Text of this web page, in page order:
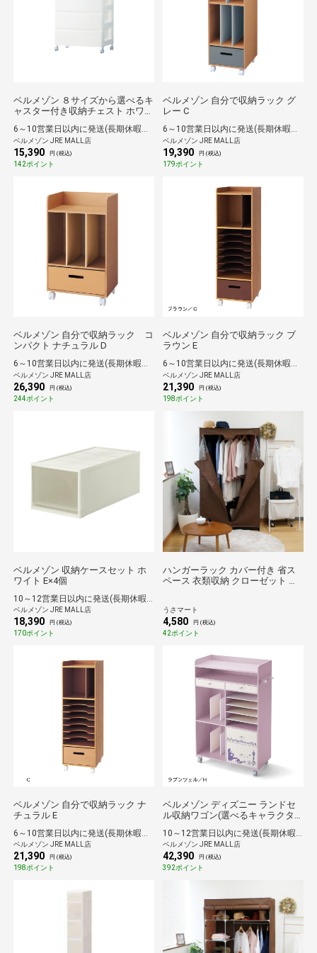
ベルメゾン ８サイズから選べるキ
ャスター付き収納チェスト ホワイ
6～10営業日以内に発送(長期休暇除く)
ベルメゾン JRE MALL店
15,390 円 (税込)
142ポイント
ベルメゾン 自分で収納ラック グ
レー C
6～10営業日以内に発送(長期休暇除く)
ベルメゾン JRE MALL店
19,390 円 (税込)
179ポイント
ベルメゾン 自分で収納ラック コ
ンパクト ナチュラル D
6～10営業日以内に発送(長期休暇除く)
ベルメゾン JRE MALL店
26,390 円 (税込)
244ポイント
ベルメゾン 自分で収納ラック ブ
ラウン E
6～10営業日以内に発送(長期休暇除く)
ベルメゾン JRE MALL店
21,390 円 (税込)
198ポイント
ベルメゾン 収納ケースセット ホ
ワイト E×4個
ベルメゾン JRE MALL店
18,390 円 (税込)
170ポイント
ハンガーラック カバー付き 省ス
ペース 衣類収納 クローゼット フ
うさマート
4,580 円 (税込)
42ポイント
ベルメゾン 自分で収納ラック ナ
チュラル E
6～10営業日以内に発送(長期休暇除く)
ベルメゾン JRE MALL店
21,390 円 (税込)
198ポイント
ベルメゾン ディズニー ランドセ
ル収納ワゴン(選べるキャラクタ
10～12営業日以内に発送(長期休暇除く)
ベルメゾン JRE MALL店
42,390 円 (税込)
392ポイント